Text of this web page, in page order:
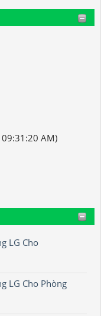
AM)
LG Cho
LG Cho Phòng